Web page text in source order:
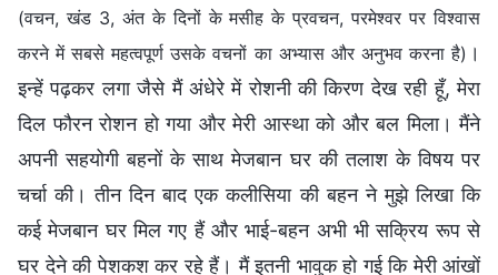
(वचन, खंड 3, अंत के दिनों के मसीह के प्रवचन, परमेश्वर पर विश्वास
करने में सबसे महत्वपूर्ण उसके वचनों का अभ्यास और अनुभव करना है) ।
इन्हें पढ़कर लगा जैसे मैं अंधेरे में रोशनी की किरण देख रही हूँ, मेरा
दिल फौरन रोशन हो गया और मेरी आस्था को और बल मिला। मैंने
अपनी सहयोगी बहनों के साथ मेजबान घर की तलाश के विषय पर
चर्चा की। तीन दिन बाद एक कलीसिया की बहन ने मुझे लिखा कि
कई मेजबान घर मिल गए हैं और भाई-बहन अभी भी सक्रिय रूप से
घर देने की पेशकश कर रहे हैं। मैं इतनी भावुक हो गई कि मेरी आंखों